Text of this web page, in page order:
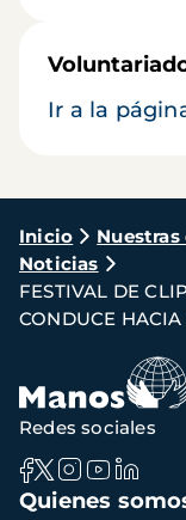
Ir a la
Ruta
de
Inicio
Noticias
FESTIVAL DE
CONDUCE
Navegación
Quienes
Redes sociales